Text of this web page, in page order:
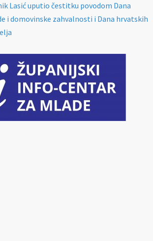
Lasić uputio čestitku povodom Dana
i domovinske zahvalnosti i Dana hrvatskih